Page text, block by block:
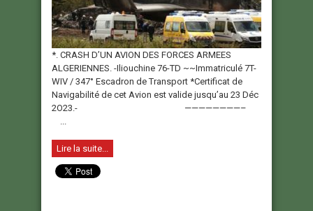
*. CRASH D’UN AVION DES FORCES ARMEES
ALGERIENNES. -Iliouchine 76-TD ~~Immatriculé 7T-
WIV / 347° Escadron de Transport *Certificat de
Navigabilité de cet Avion est valide jusqu’au 23 Déc
2O23.- ————————–
...
Lire la suite...